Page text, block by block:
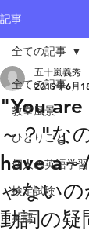
記事
全ての記事
教室風景
ひとりごと
個人の英語学習
検定試験
英語
全ての記事
"You
～？"な
have a
ゃない
動詞の疑
五十嵐義秀
2019年6月